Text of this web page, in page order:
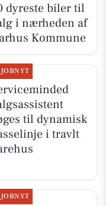
dyreste biler til
i nærheden af
Kommune
JOBNYT
til dynamisk
i travlt
JOBNYT